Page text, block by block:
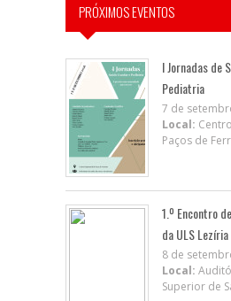
PRÓXIMOS EVENTOS
I Jornadas de
Pediatria
7 de
Local:
Paços de
1.º Encontro
da ULS Lezíria
8 de
Local:
Superior de